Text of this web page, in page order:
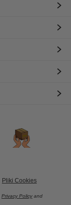
Pliki Cookies
Privacy Policy and